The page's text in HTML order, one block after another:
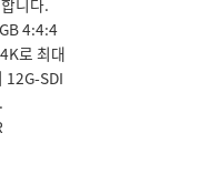
니다.
4:4:4
로 최대
12G-SDI